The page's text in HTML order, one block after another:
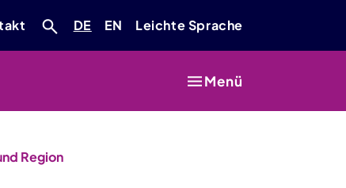
Deutsch
DE Englisch
EN Leichte Sprache
Menü
Region